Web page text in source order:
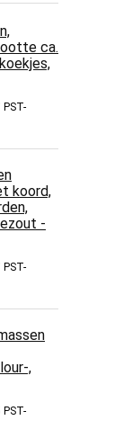
ca.
koord,
-
,